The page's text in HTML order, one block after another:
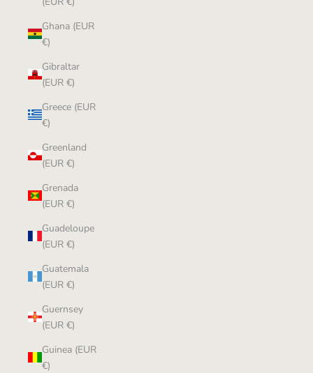
Ghana (EUR
€)
Gibraltar
(EUR €)
Greece (EUR
€)
Greenland
(EUR €)
Grenada
(EUR €)
Guadeloupe
(EUR €)
Guatemala
(EUR €)
Guernsey
(EUR €)
Guinea (EUR
€)